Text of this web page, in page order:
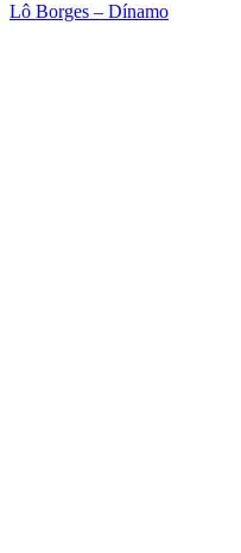
Lô Borges – Dínamo